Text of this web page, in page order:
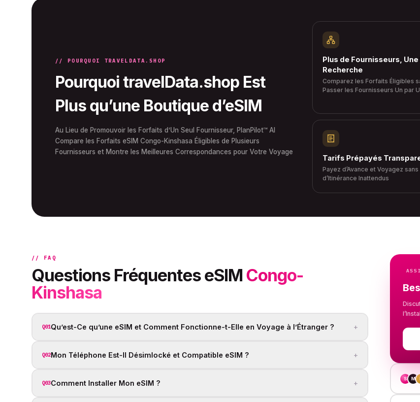
// POURQUOI TRAVELDATA.SHOP
Pourquoi travelData.shop Est
Plus qu’une Boutique d’eSIM
Au Lieu de Promouvoir les Forfaits d’Un Seul Fournisseur, PlanPilot™ AI
Compare les Forfaits eSIM Congo-Kinshasa Éligibles de Plusieurs
Fournisseurs et Montre les Meilleures Correspondances pour Votre Voyage
Plus de Fournisseurs, Une
Recherche
Comparez les Forfaits Éligibles
Passer les Fournisseurs Un par
Tarifs Prépayés
Payez d’Avance et Voyagez sans
d’Itinérance Inattendus
// FAQ
Questions Fréquentes eSIM Congo-
Kinshasa
Q01Qu’est-Ce qu’une eSIM et Comment Fonctionne-t-Elle en Voyage à l’Étranger ? +
Q02Mon Téléphone Est-Il Désimlocké et Compatible eSIM ? +
Q03Comment Installer Mon eSIM ? + S M